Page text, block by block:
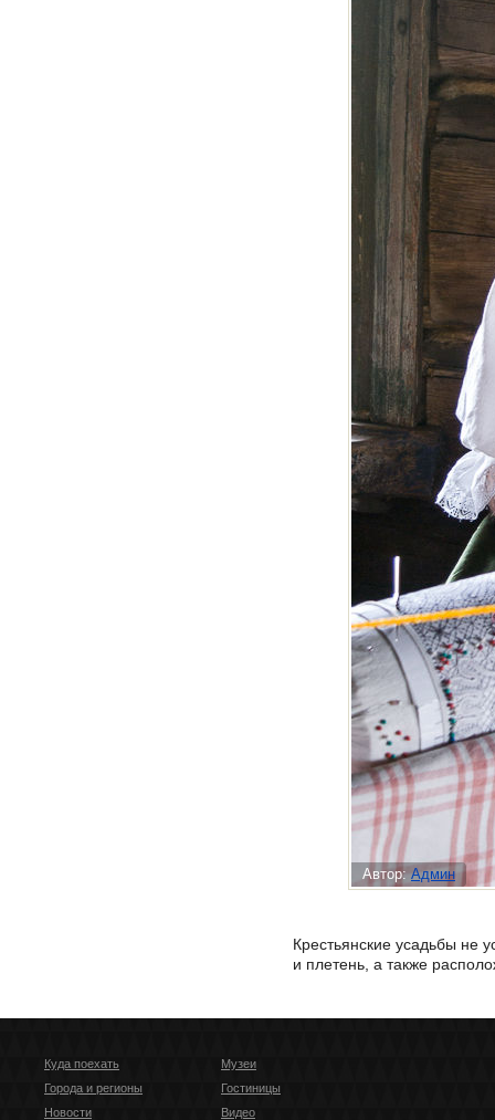
Автор:Админ
Крестьянские усадьбы не
и плетень, а также
Куда поехать
Города и регионы
Новости
Музеи
Гостиницы
Видео